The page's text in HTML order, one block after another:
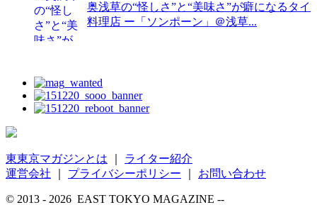
奥浅草の“怪しさ”と“美味さ”が癖になるタイ
料理店 ー「ソンポーン」＠浅草...
東東京マガジンとは
ライター紹介
運営会社
プライバシーポリシー お問い合わせ
© 2013 - 2026 EAST TOKYO MAGAZINE --